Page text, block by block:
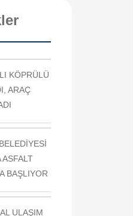
KÖPRÜLÜ
ARAÇ
ASFALT
BAŞLIYOR
ULAŞIM